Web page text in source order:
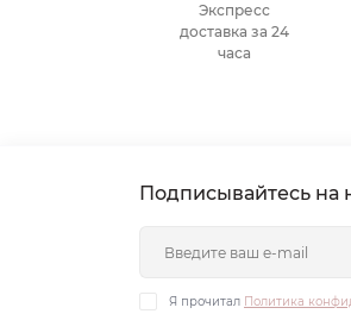
Экспресс
доставка за 24
часа
Подписывайтесь на
Я прочитал Политика